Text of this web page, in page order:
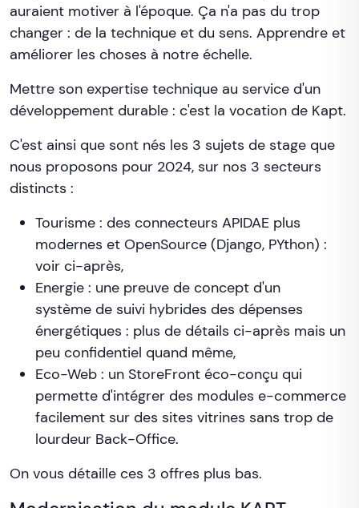
auraient motiver à l'époque. Ça n'a pas du trop
changer : de la technique et du sens. Apprendre et
améliorer les choses à notre échelle.
Mettre son expertise technique au service d'un
développement durable : c'est la vocation de Kapt.
C'est ainsi que sont nés les 3 sujets de stage que
nous proposons pour 2024, sur nos 3 secteurs
distincts :
Tourisme : des connecteurs APIDAE plus
modernes et OpenSource (Django, PYthon) :
voir ci-après,
Energie : une preuve de concept d'un
système de suivi hybrides des dépenses
énergétiques : plus de détails ci-après mais un
peu confidentiel quand même,
Eco-Web : un StoreFront éco-conçu qui
permette d'intégrer des modules e-commerce
facilement sur des sites vitrines sans trop de
lourdeur Back-Office.
On vous détaille ces 3 offres plus bas.